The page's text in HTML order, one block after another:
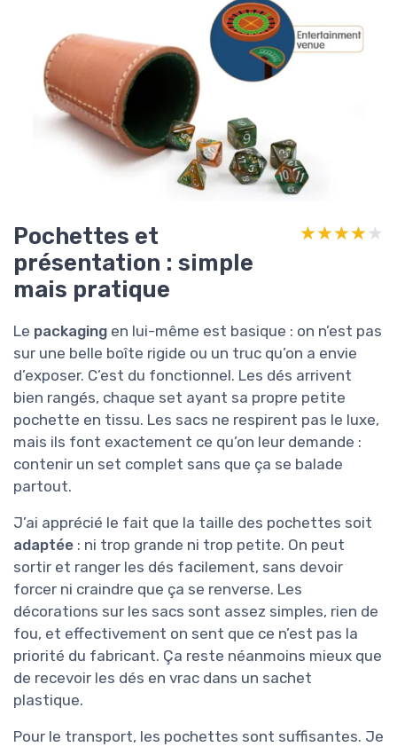
Pochettes et
présentation : simple
mais pratique
★★★★★
★★★★★
Le packaging en lui-même est basique : on n’est pas
sur une belle boîte rigide ou un truc qu’on a envie
d’exposer. C’est du fonctionnel. Les dés arrivent
bien rangés, chaque set ayant sa propre petite
pochette en tissu. Les sacs ne respirent pas le luxe,
mais ils font exactement ce qu’on leur demande :
contenir un set complet sans que ça se balade
partout.
J’ai apprécié le fait que la taille des pochettes soit
adaptée : ni trop grande ni trop petite. On peut
sortir et ranger les dés facilement, sans devoir
forcer ni craindre que ça se renverse. Les
décorations sur les sacs sont assez simples, rien de
fou, et effectivement on sent que ce n’est pas la
priorité du fabricant. Ça reste néanmoins mieux que
de recevoir les dés en vrac dans un sachet
plastique.
Pour le transport, les pochettes sont suffisantes. Je